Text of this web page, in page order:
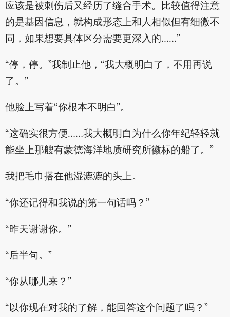
应该是被刺伤后又经历了缝合手术。比较值得注意
的是基因信息，就构成形态上和人相似但有细微不
同，如果想要具体区分需要更深入的……”
“停，停。”我制止他，“我大概明白了，不用再说
了。”
他脸上写着“你根本不明白”。
“这确实很方便……我大概明白为什么你年纪轻轻就
能坐上那艘有蒙德海洋地质研究所徽标的船了。”
我把毛巾搭在他湿漉漉的头上。
“你还记得和我说的第一句话吗？”
“昨天谢谢你。”
“后半句。”
“你从哪儿来？”
“以你现在对我的了解，能回答这个问题了吗？”